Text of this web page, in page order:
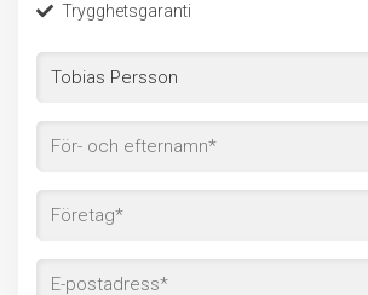
Trygghetsgaranti